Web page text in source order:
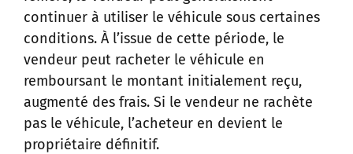
continuer à utiliser le véhicule sous certaines
conditions. À l’issue de cette période, le
vendeur peut racheter le véhicule en
remboursant le montant initialement reçu,
augmenté des frais. Si le vendeur ne rachète
pas le véhicule, l’acheteur en devient le
propriétaire définitif.